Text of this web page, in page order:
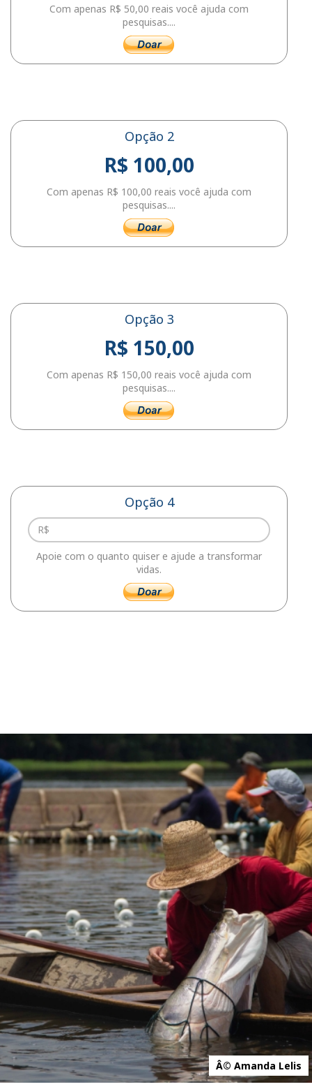
Com apenas R$ 50,00 reais você ajuda com
pesquisas....
Opção 2
R$ 100,00
Com apenas R$ 100,00 reais você ajuda com
pesquisas....
Opção 3
R$ 150,00
Com apenas R$ 150,00 reais você ajuda com
pesquisas....
Opção 4
Apoie com o quanto quiser e ajude a transformar
vidas.
Â© Amanda Lelis